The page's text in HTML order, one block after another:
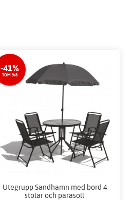
-41%
TOM 9/8
Utegrupp Sandhamn med bord 4
stolar och parasoll